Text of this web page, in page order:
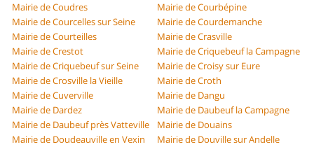
Mairie de Coudres
Mairie de Courbépine
Mairie de Courcelles sur Seine
Mairie de Courdemanche
Mairie de Courteilles
Mairie de Crasville
Mairie de Crestot
Mairie de Criquebeuf la Campagne
Mairie de Criquebeuf sur Seine
Mairie de Croisy sur Eure
Mairie de Crosville la Vieille
Mairie de Croth
Mairie de Cuverville
Mairie de Dangu
Mairie de Dardez
Mairie de Daubeuf la Campagne
Mairie de Daubeuf près Vatteville
Mairie de Douains
Mairie de Doudeauville en Vexin
Mairie de Douville sur Andelle